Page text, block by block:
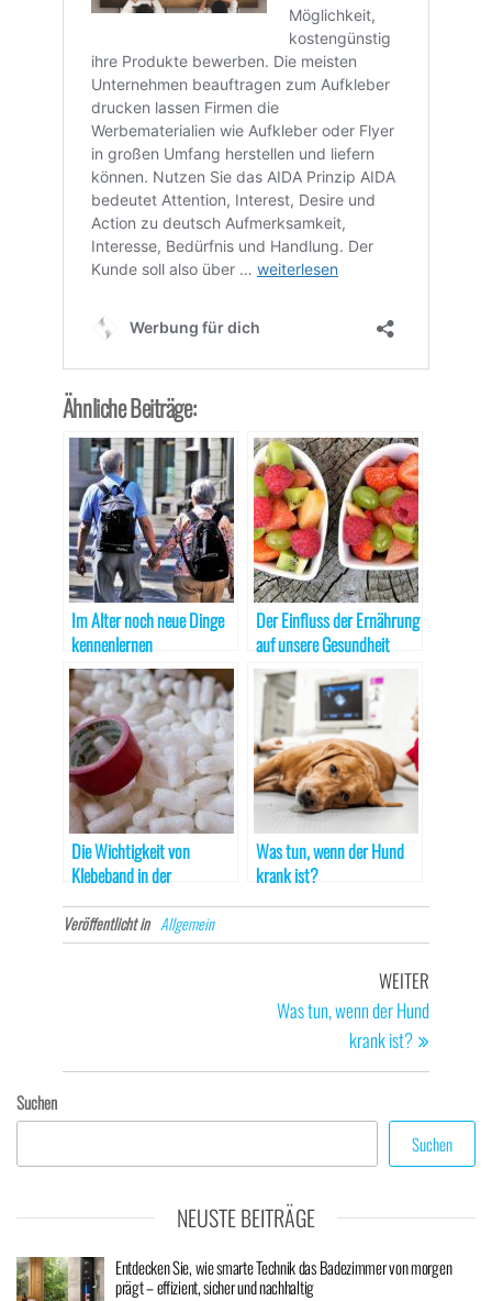
Ähnliche Beiträge:
Im Alter noch neue Dinge
kennenlernen
Der Einfluss der Ernährung
auf unsere Gesundheit
Die Wichtigkeit von
Klebeband in der
Textilbranche
Was tun, wenn der Hund
krank ist?
Veröffentlicht in Allgemein
WEITER
Was tun, wenn der Hund
krank ist?
Suchen
Suchen
NEUSTE BEITRÄGE
Entdecken Sie, wie smarte Technik das Badezimmer von morgen
prägt – effizient, sicher und nachhaltig